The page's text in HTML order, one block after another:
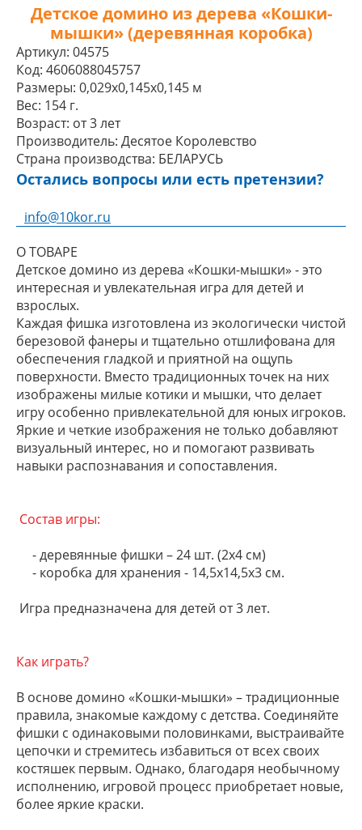
Детское домино из дерева «Кошки-
мышки» (деревянная коробка)
Артикул: 04575
Код: 4606088045757
Размеры: 0,029x0,145x0,145 м
Вес: 154 г.
Возраст: от 3 лет
Производитель: Десятое Королевство
Страна производства: БЕЛАРУСЬ
Остались вопросы или есть претензии?
info@10kor.ru
О ТОВАРЕ
Детское домино из дерева «Кошки-мышки» - это
интересная и увлекательная игра для детей и
взрослых.
Каждая фишка изготовлена из экологически чистой
березовой фанеры и тщательно отшлифована для
обеспечения гладкой и приятной на ощупь
поверхности. Вместо традиционных точек на них
изображены милые котики и мышки, что делает
игру особенно привлекательной для юных игроков.
Яркие и четкие изображения не только добавляют
визуальный интерес, но и помогают развивать
навыки распознавания и сопоставления.
Состав игры:
- деревянные фишки – 24 шт. (2х4 см)
- коробка для хранения - 14,5х14,5х3 см.
Игра предназначена для детей от 3 лет.
Как играть?
В основе домино «Кошки-мышки» – традиционные
правила, знакомые каждому с детства. Соединяйте
фишки с одинаковыми половинками, выстраивайте
цепочки и стремитесь избавиться от всех своих
костяшек первым. Однако, благодаря необычному
исполнению, игровой процесс приобретает новые,
более яркие краски.